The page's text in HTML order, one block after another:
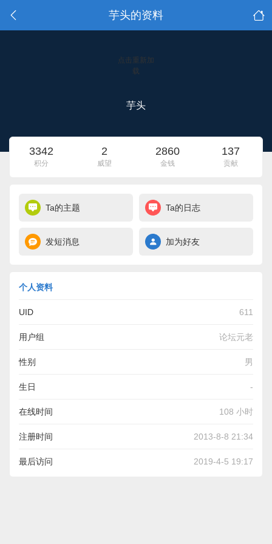
芋头的资料
点击重新加
载
芋头
3342
积分
2
威望
2860
金钱
137
贡献
Ta的主题 Ta的日志
发短消息 加为好友
个人资料
UID 611
用户组 论坛元老
性别 男
生日 -
在线时间 108 小时
注册时间 2013-8-8 21:34
最后访问 2019-4-5 19:17